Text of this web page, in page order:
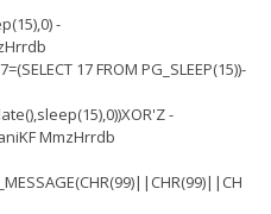
-
17 FROM PG_SLEEP(15))-
-
MmzHrrdb